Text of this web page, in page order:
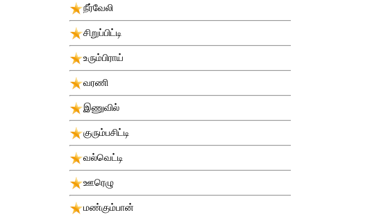
நீர்வேலி
சிறுப்பிட்டி
உரும்பிராய்
வரணி
இணுவில்
குரும்பசிட்டி
வல்வெட்டி
ஊரெழு
மண்கும்பான்